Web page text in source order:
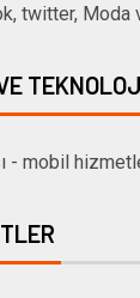
twitter, Moda
- mobil